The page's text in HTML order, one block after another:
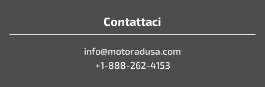
Contattaci
info@motoradusa.com
+1-888-262-4153